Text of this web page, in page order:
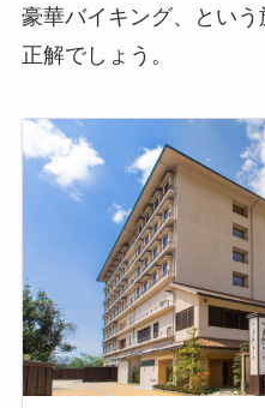
豪華バイキング、とい
正解でしょう。